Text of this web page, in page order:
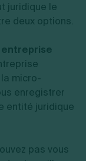
juridique le
deux options.
micro-
enregistrer
entité juridique
pas vous